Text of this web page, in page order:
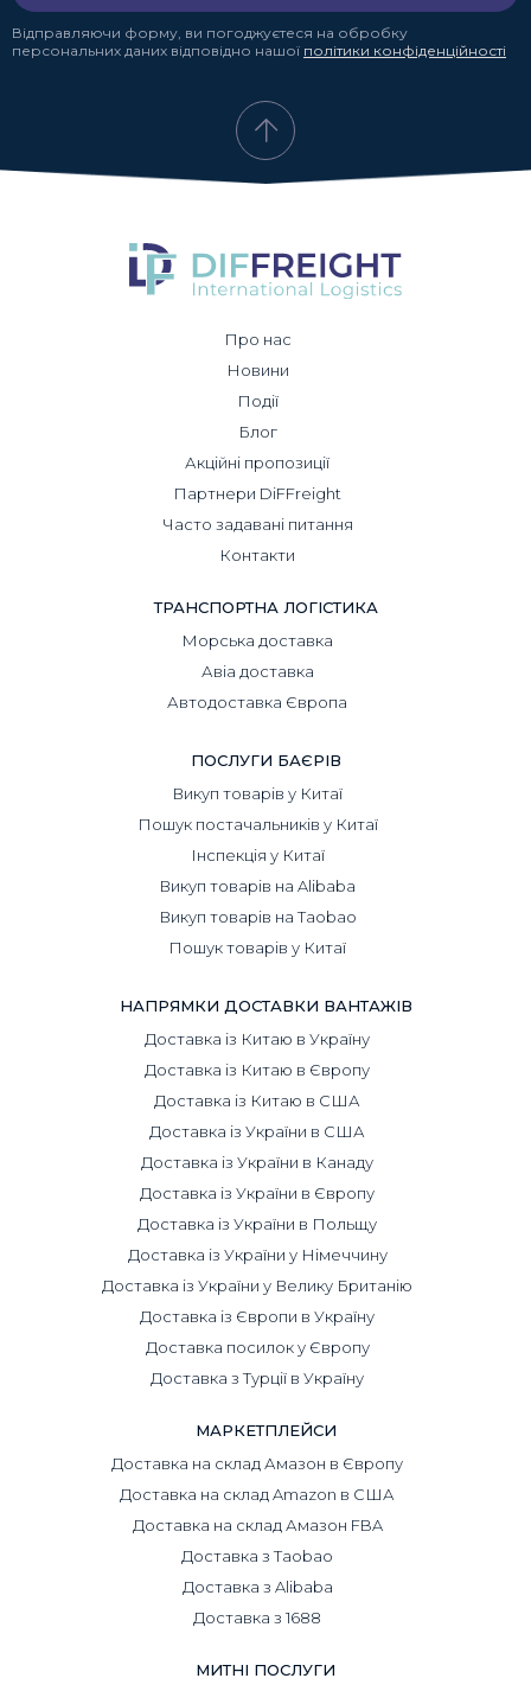
Відправляючи форму, ви погоджуєтеся на обробку
персональних даних відповідно нашої політики конфіденційності
Про нас
Новини
Події
Блог
Акційні пропозиції
Партнери DiFFreight
Часто задавані питання
Контакти
ТРАНСПОРТНА ЛОГІСТИКА
Морська доставка
Авіа доставка
Автодоставка Європа
ПОСЛУГИ БАЄРІВ
Викуп товарів у Китаї
Пошук постачальників у Китаї
Інспекція у Китаї
Викуп товарів на Alibaba
Викуп товарів на Taobao
Пошук товарів у Китаї
НАПРЯМКИ ДОСТАВКИ ВАНТАЖІВ
Доставка із Китаю в Україну
Доставка із Китаю в Європу
Доставка із Китаю в США
Доставка із України в США
Доставка із України в Канаду
Доставка із України в Європу
Доставка із України в Польщу
Доставка із України у Німеччину
Доставка із України у Велику Британію
Доставка із Європи в Україну
Доставка посилок у Європу
Доставка з Турції в Україну
МАРКЕТПЛЕЙСИ
Доставка на склад Амазон в Європу
Доставка на склад Amazon в США
Доставка на склад Амазон FBA
Доставка з Taobao
Доставка з Alibaba
Доставка з 1688
МИТНІ ПОСЛУГИ